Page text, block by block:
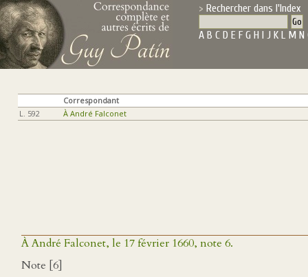
Rechercher dans l'Index
A B C D E F G H I J K L M N